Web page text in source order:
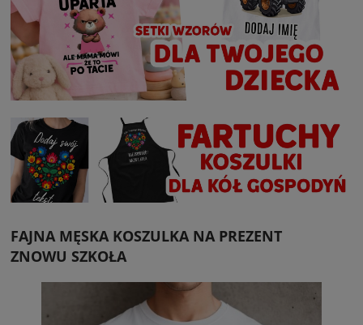
FAJNA MĘSKA KOSZULKA NA PREZENT
ZNOWU SZKOŁA